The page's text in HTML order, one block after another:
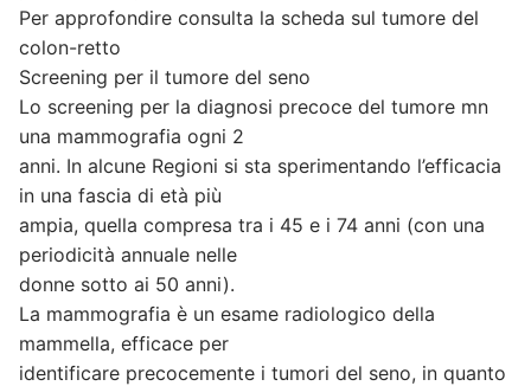
Per approfondire consulta la scheda sul tumore del
colon-retto
Screening per il tumore del seno
Lo screening per la diagnosi precoce del tumore mn
una mammografia ogni 2
anni. In alcune Regioni si sta sperimentando l’efficacia
in una fascia di età più
ampia, quella compresa tra i 45 e i 74 anni (con una
periodicità annuale nelle
donne sotto ai 50 anni).
La mammografia è un esame radiologico della
mammella, efficace per
identificare precocemente i tumori del seno, in quanto